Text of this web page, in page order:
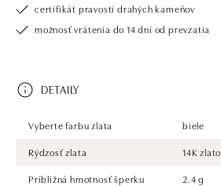
certifikát pravosti drahých kameňov
možnosť vrátenia do 14 dní od prevzatia
DETAILY
Vyberte farbu zlata
biele
Rýdzosť zlata
14K zlato
Približná hmotnosť šperku
2.4 g